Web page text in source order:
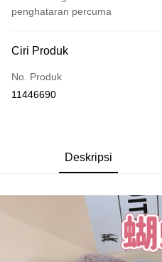
penghataran percuma
Kad Kredit (Bayaran Penuh)
Pengambilan di Kedai Serbaneka
Pemindahan ATM
Pilihan Penghantaran
Ciri Produk
No. Produk
11446690
Deskripsi